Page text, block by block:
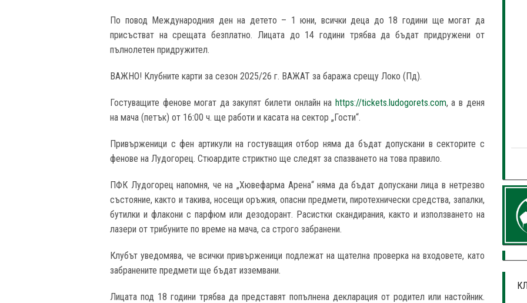
По повод Международния ден на детето – 1 юни, всички деца до 18 години ще могат да
присъстват на срещата безплатно. Лицата до 14 години трябва да бъдат придружени от
пълнолетен придружител.
ВАЖНО! Клубните карти за сезон 2025/26 г. ВАЖАТ за баража срещу Локо (Пд).
Гостуващите фенове могат да закупят билети онлайн на https://tickets.ludogorets.com, а в деня
на мача (петък) от 16:00 ч. ще работи и касата на сектор „Гости“.
Привърженици с фен артикули на гостуващия отбор няма да бъдат допускани в секторите с
фенове на Лудогорец. Стюардите стриктно ще следят за спазването на това правило.
ПФК Лудогорец напомня, че на „Хювефарма Арена“ няма да бъдат допускани лица в нетрезво
състояние, както и такива, носещи оръжия, опасни предмети, пиротехнически средства, запалки,
бутилки и флакони с парфюм или дезодорант. Расистки скандирания, както и използването на
лазери от трибуните по време на мача, са строго забранени.
Клубът уведомява, че всички привърженици подлежат на щателна проверка на входовете, като
забранените предмети ще бъдат изземвани.
Лицата под 18 години трябва да представят попълнена декларация от родител или настойник.